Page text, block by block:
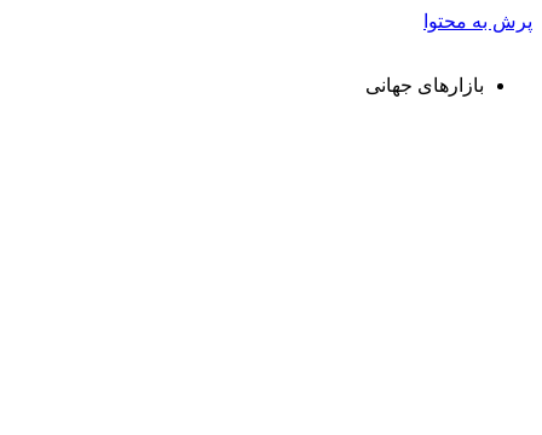
پرش به محتوا
بازارهای جهانی